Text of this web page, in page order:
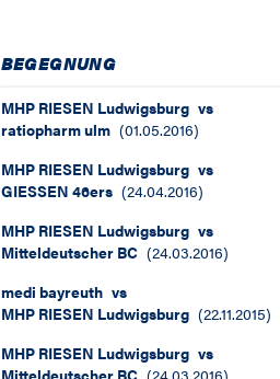
BEGEGNUNG
MHP RIESEN Ludwigsburg vs
ratiopharm ulm (01.05.2016)
MHP RIESEN Ludwigsburg vs
GIESSEN 46ers (24.04.2016)
MHP RIESEN Ludwigsburg vs
Mitteldeutscher BC (24.03.2016)
medi bayreuth vs
MHP RIESEN Ludwigsburg (22.11.2015)
MHP RIESEN Ludwigsburg vs